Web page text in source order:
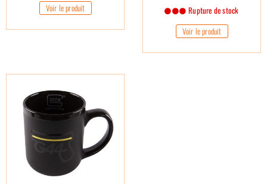
Voir le produit
Rupture de stock
Voir le produit